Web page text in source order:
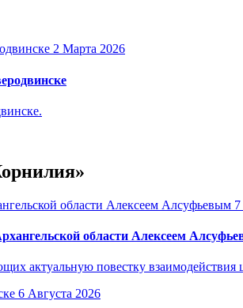
2 Марта 2026
области Алексеем
актуальную повестку взаимодействия
6 Августа 2026